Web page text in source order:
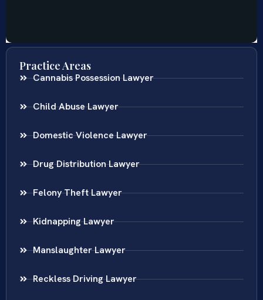
Practice Areas
Cannabis Possession Lawyer
Child Abuse Lawyer
Domestic Violence Lawyer
Drug Distribution Lawyer
Felony Theft Lawyer
Kidnapping Lawyer
Manslaughter Lawyer
Reckless Driving Lawyer